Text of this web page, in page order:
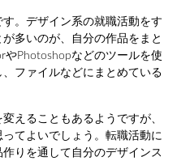
。デザイン系の就職活動をす
多いのが、自分の作品をまと
Photoshopなどのツールを使
ファイルなどにまとめている
えることもあるようですが、
てよいでしょう。転職活動に
りを通して自分のデザインス